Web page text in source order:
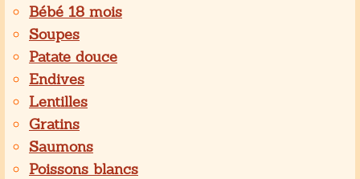
Bébé 18 mois
Soupes
Patate douce
Endives
Lentilles
Gratins
Saumons
Poissons blancs